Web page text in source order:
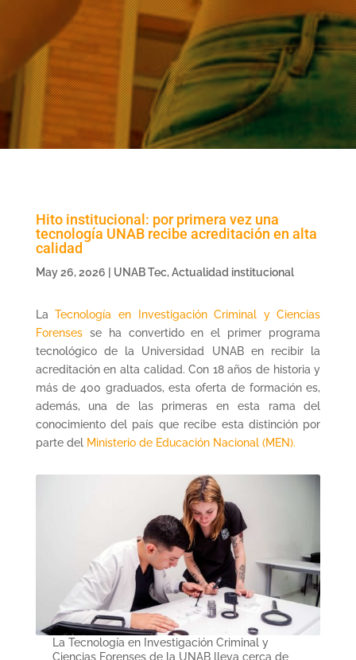
Hito institucional: por primera vez una
tecnología UNAB recibe acreditación en alta
calidad
May 26, 2026 UNAB Tec,Actualidad institucional
LaTecnología en Investigación Criminal y Ciencias
Forensesse ha convertido en el primer programa
tecnológico de la Universidad UNAB en recibir la
acreditación en alta calidad. Con 18 años de historia y
más de 400 graduados, esta oferta de formación es,
además, una de las primeras en esta rama del
conocimiento del país que recibe esta distinción por
parte del Ministerio de Educación Nacional (MEN).
La Tecnología en Investigación Criminal y
Ciencias Forenses de la UNAB lleva cerca de